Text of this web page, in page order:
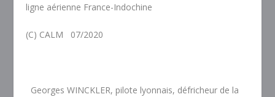
ligne aérienne France-Indochine
(C) CALM 07/2020
Georges WINCKLER, pilote lyonnais, défricheur de la